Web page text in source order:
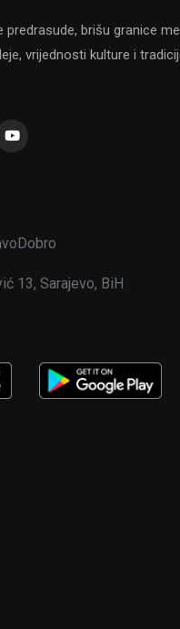
predrasude, brišu granice
vrijednosti kulture i
13, Sarajevo, BiH